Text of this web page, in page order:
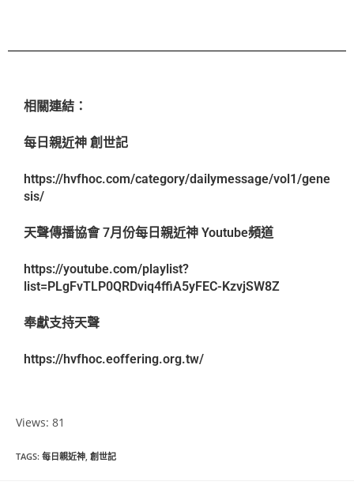
相關連結：
每日親近神 創世記
https://hvfhoc.com/category/dailymessage/vol1/gene
sis/
天聲傳播協會 7月份每日親近神 Youtube頻道
https://youtube.com/playlist?
list=PLgFvTLP0QRDviq4ffiA5yFEC-KzvjSW8Z
奉獻支持天聲
https://hvfhoc.eoffering.org.tw/
Views: 81
TAGS: 每日親近神, 創世記